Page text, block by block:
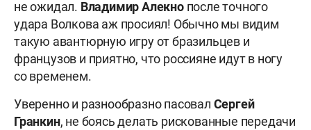
не ожидал. Владимир Алекнопосле точного
удара Волкова аж просиял! Обычно мы видим
такую авантюрную игру от бразильцев и
французов и приятно, что россияне идут в ногу
со временем.
Уверенно и разнообразно пасовал Сергей
Гранкин, не боясь делать рискованные передачи